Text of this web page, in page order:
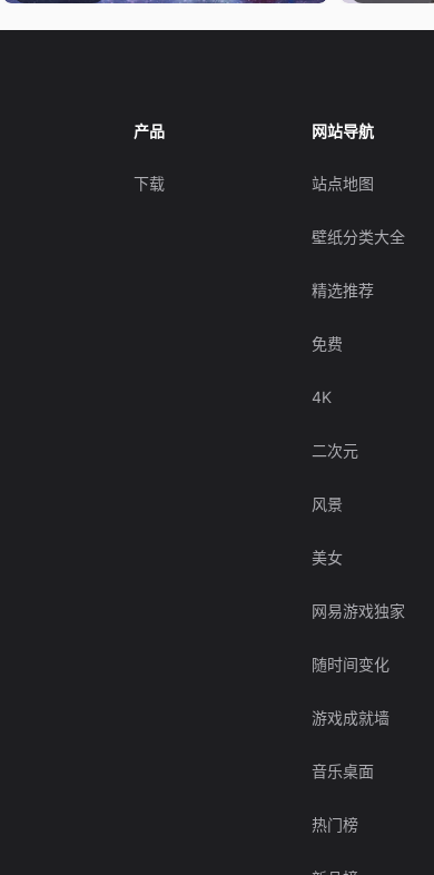
产品
下载
网站导航
站点地图
壁纸分类大全
精选推荐
免费
4K
二次元
风景
美女
网易游戏独家
随时间变化
游戏成就墙
音乐桌面
热门榜